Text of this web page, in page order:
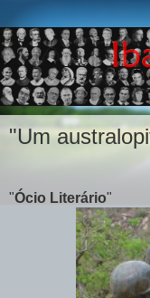
"Um
"Ócio Literário"